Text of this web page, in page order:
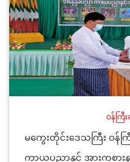
ဝန်ကြီး
မကွေးတိုင်းဒေသကြီး ဝန်က
ကာယပညာနှင့် အားကစား